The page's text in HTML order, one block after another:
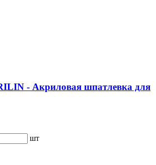
- Акриловая шпатлевка для
шт